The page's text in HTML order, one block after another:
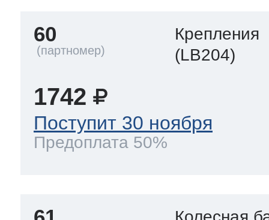
60
Крепления
(LB204)
1742
Поступит 30 ноября
Предоплата 50%